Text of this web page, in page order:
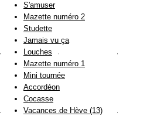
S'amuser
Mazette numéro 2
Studette
Jamais vu ça
Louches
Mazette numéro 1
Mini tournée
Accordéon
Cocasse
Vacances de Hève (13)